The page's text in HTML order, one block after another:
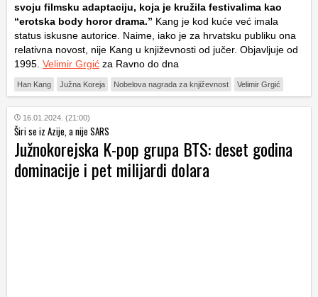
svoju filmsku adaptaciju, koja je kružila festivalima kao
“erotska body horor drama.” Kang je kod kuće već imala
status iskusne autorice. Naime, iako je za hrvatsku publiku ona
relativna novost, nije Kang u književnosti od jučer. Objavljuje od
1995. Velimir Grgić za Ravno do dna
Han Kang Južna Koreja Nobelova nagrada za književnost Velimir Grgić
16.01.2024. (21:00)
Širi se iz Azije, a nije SARS
Južnokorejska K-pop grupa BTS: deset godina
dominacije i pet milijardi dolara